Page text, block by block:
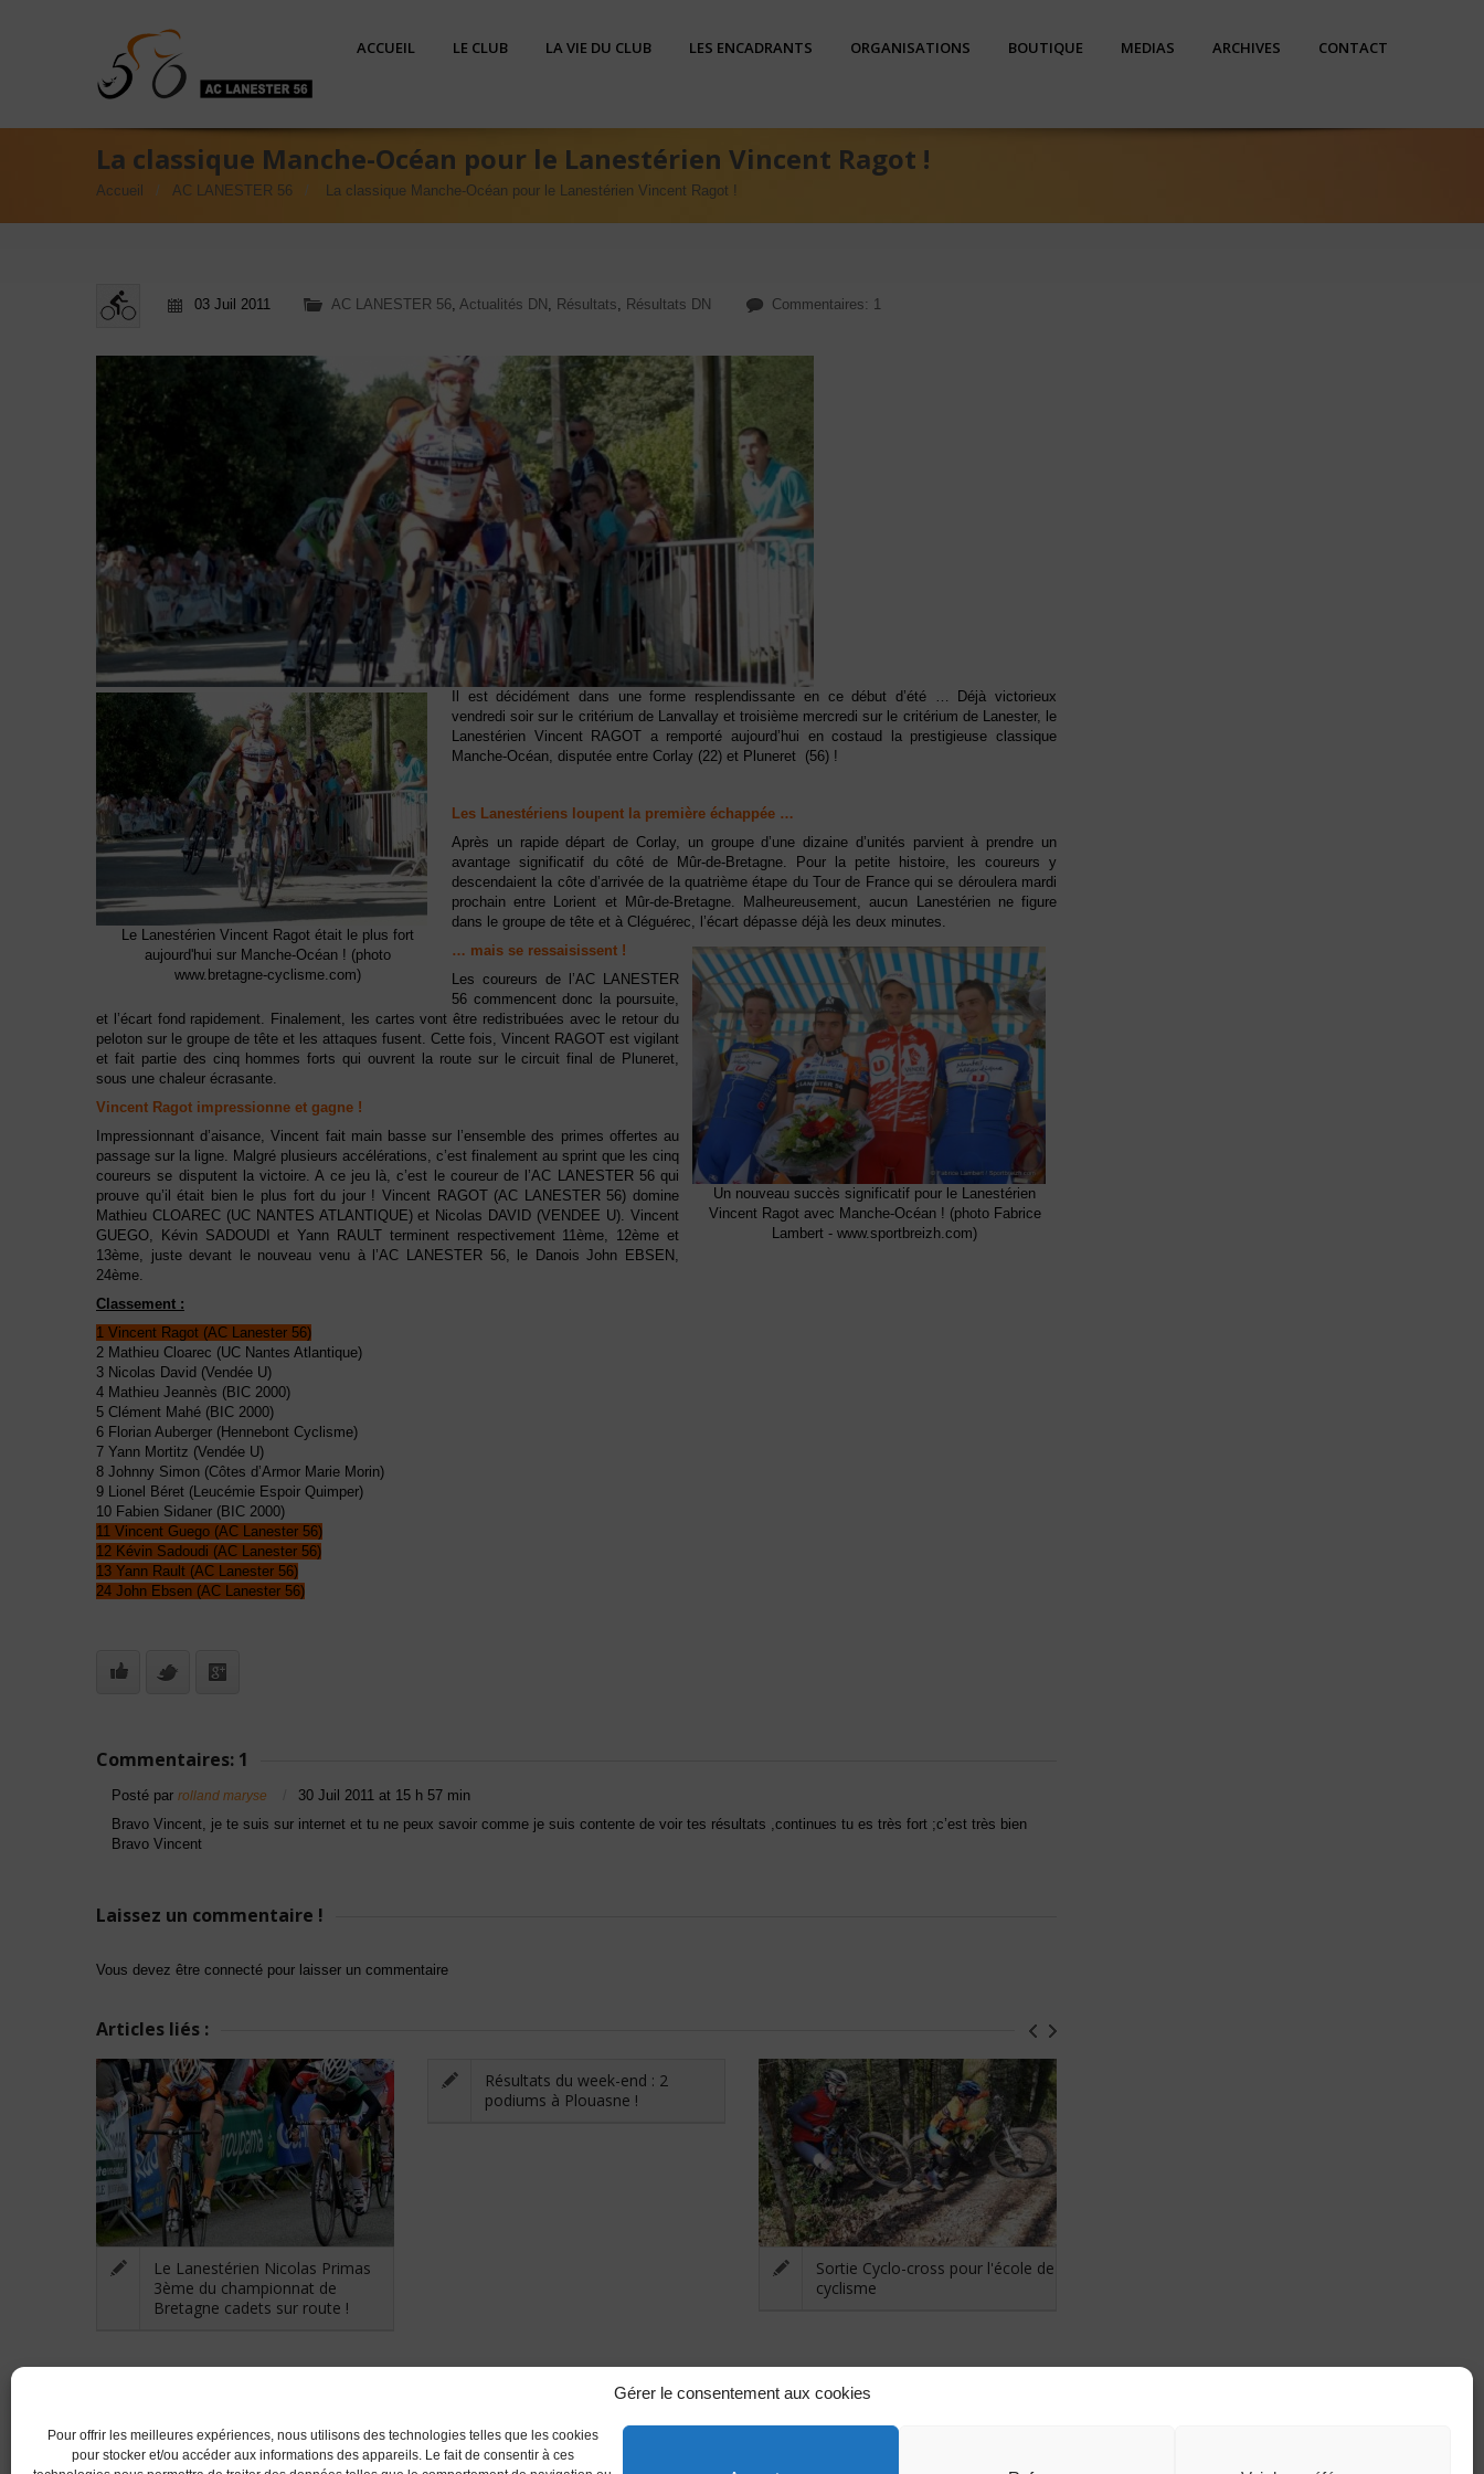
Gérer le consentement aux cookies
Pour offrir les meilleures expériences, nous utilisons des technologies telles que les cookies
pour stocker et/ou accéder aux informations des appareils. Le fait de consentir à ces
ACCUEIL LE CLUB LA VIE DU CLUB LES ENCADRANTS ORGANISATIONS BOUTIQUE MEDIAS ARCHIVES CONTACT
La classique Manche-Océan pour le Lanestérien Vincent Ragot !
Accueil AC LANESTER 56 La classique Manche-Océan pour le Lanestérien Vincent Ragot !
03 Juil 2011 AC LANESTER 56, Actualités DN , Résultats, Résultats DN Commentaires: 1
Le Lanestérien Vincent Ragot était le plus fort
aujourd'hui sur Manche-Océan ! (photo
www.bretagne-cyclisme.com)
Il est décidément dans une forme resplendissante en ce début d’été … Déjà victorieux
vendredi soir sur le critérium de Lanvallay et troisième mercredi sur le critérium de Lanester, le
Lanestérien Vincent RAGOT a remporté aujourd’hui en costaud la prestigieuse classique
Manche-Océan, disputée entre Corlay (22) et Pluneret (56) !
Les Lanestériens loupent la première échappée …
Après un rapide départ de Corlay, un groupe d’une dizaine d’unités parvient à prendre un
avantage significatif du côté de Mûr-de-Bretagne. Pour la petite histoire, les coureurs y
descendaient la côte d’arrivée de la quatrième étape du Tour de France qui se déroulera mardi
prochain entre Lorient et Mûr-de-Bretagne. Malheureusement, aucun Lanestérien ne figure
dans le groupe de tête et à Cléguérec, l’écart dépasse déjà les deux minutes.
Un nouveau succès significatif pour le Lanestérien
Vincent Ragot avec Manche-Océan ! (photo Fabrice
Lambert - www.sportbreizh.com)
… mais se ressaisissent !
Les coureurs de l’AC LANESTER
56 commencent donc la poursuite,
et l’écart fond rapidement. Finalement, les cartes vont être redistribuées avec le retour du
peloton sur le groupe de tête et les attaques fusent. Cette fois, Vincent RAGOT est vigilant
et fait partie des cinq hommes forts qui ouvrent la route sur le circuit final de Pluneret,
sous une chaleur écrasante.
Vincent Ragot impressionne et gagne !
Impressionnant d’aisance, Vincent fait main basse sur l’ensemble des primes offertes au
passage sur la ligne. Malgré plusieurs accélérations, c’est finalement au sprint que les cinq
coureurs se disputent la victoire. A ce jeu là, c’est le coureur de l’AC LANESTER 56 qui
prouve qu’il était bien le plus fort du jour ! Vincent RAGOT (AC LANESTER 56) domine
Mathieu CLOAREC (UC NANTES ATLANTIQUE) et Nicolas DAVID (VENDEE U). Vincent
GUEGO, Kévin SADOUDI et Yann RAULT terminent respectivement 11ème, 12ème et
13ème, juste devant le nouveau venu à l’AC LANESTER 56, le Danois John EBSEN,
24ème.
Classement :
1 Vincent Ragot (AC Lanester 56)
2 Mathieu Cloarec (UC Nantes Atlantique)
3 Nicolas David (Vendée U)
4 Mathieu Jeannès (BIC 2000)
5 Clément Mahé (BIC 2000)
6 Florian Auberger (Hennebont Cyclisme)
7 Yann Mortitz (Vendée U)
8 Johnny Simon (Côtes d’Armor Marie Morin)
9 Lionel Béret (Leucémie Espoir Quimper)
10 Fabien Sidaner (BIC 2000)
11 Vincent Guego (AC Lanester 56)
12 Kévin Sadoudi (AC Lanester 56)
13 Yann Rault (AC Lanester 56)
24 John Ebsen (AC Lanester 56)
Commentaires: 1
Posté par rolland maryse
30 Juil 2011 at 15 h 57 min
Bravo Vincent, je te suis sur internet et tu ne peux savoir comme je suis contente de voir tes résultats ,continues tu es très fort ;c’est très bien
Bravo Vincent
Laissez un commentaire !
Vous devez être connecté pour laisser un commentaire
Articles liés :
Le Lanestérien Nicolas Primas
3ème du championnat de
Bretagne cadets sur route !
Résultats du week-end : 2
podiums à Plouasne !
Sortie Cyclo-cross pour l'école de
cyclisme